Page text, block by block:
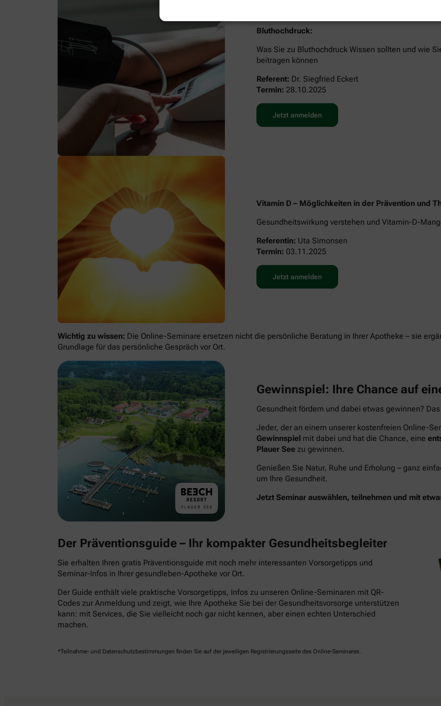
Bluthochdruck:
Was Sie zu Bluthochdruck Wissen sollten und wie
beitragen können
Referent: Dr. Siegfried Eckert
Termin: 28.10.2025
Jetzt anmelden
Vitamin D – Möglichkeiten in der Prävention und
Gesundheitswirkung verstehen und Vitamin-D-
Referentin: Uta Simonsen
Termin: 03.11.2025
Jetzt anmelden
Wichtig zu wissen: Die Online-Seminare ersetzen nicht die persönliche Beratung in Ihrer Apotheke – sie
Grundlage für das persönliche Gespräch vor Ort.
Gewinnspiel: Ihre Chance auf
Gesundheit fördern und dabei etwas gewinnen?
Jeder, der an einem unserer kostenfreien Online-
Gewinnspiel mit dabei und hat die Chance, eine
Plauer See zu gewinnen.
Genießen Sie Natur, Ruhe und Erholung – ganz
um Ihre Gesundheit.
Jetzt Seminar auswählen, teilnehmen und mit
Der Präventionsguide – Ihr kompakter Gesundheitsbegleiter
Sie erhalten Ihren gratis Präventionsguide mit noch mehr interessanten Vorsorgetipps und
Seminar-Infos in Ihrer gesundleben-Apotheke vor Ort.
Der Guide enthält viele praktische Vorsorgetipps, Infos zu unseren Online-Seminaren mit QR-
Codes zur Anmeldung und zeigt, wie Ihre Apotheke Sie bei der Gesundheitsvorsorge unterstützen
kann: mit Services, die Sie vielleicht noch gar nicht kennen, aber einen echten Unterschied
machen.
*Teilnahme- und Datenschutzbestimmungen finden Sie auf der jeweiligen Registrierungsseite des Online-Seminares.